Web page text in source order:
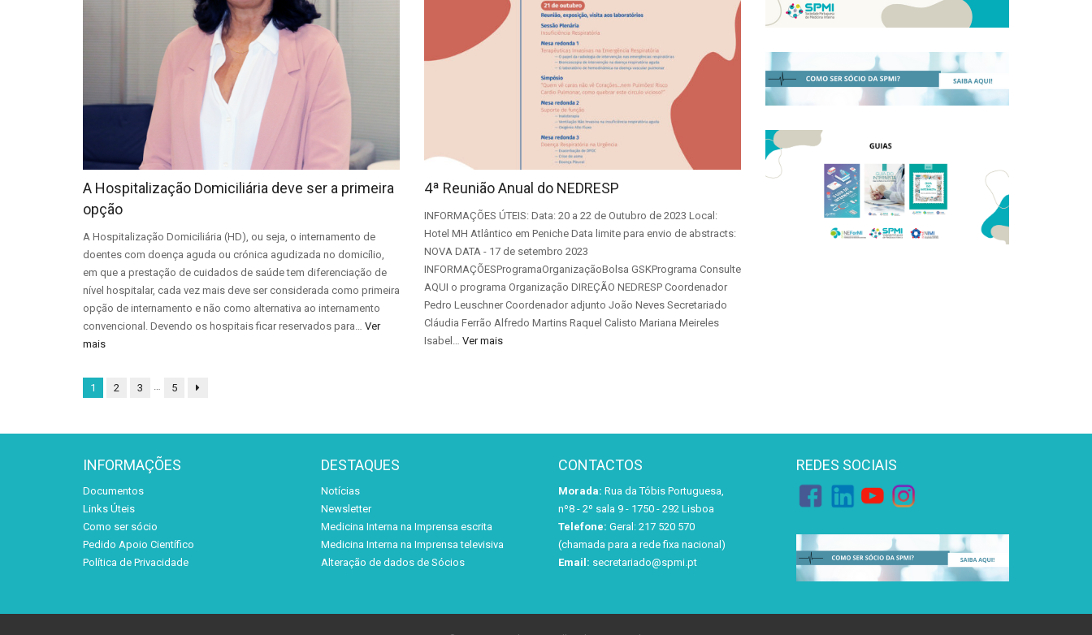
A Hospitalização Domiciliária deve ser a primeira
opção
A Hospitalização Domiciliária (HD), ou seja, o internamento de
doentes com doença aguda ou crónica agudizada no domicílio,
em que a prestação de cuidados de saúde tem diferenciação de
nível hospitalar, cada vez mais deve ser considerada como primeira
opção de internamento e não como alternativa ao internamento
convencional. Devendo os hospitais ficar reservados para… Ver
mais
4ª Reunião Anual do NEDRESP
INFORMAÇÕES ÚTEIS: Data: 20 a 22 de Outubro de 2023 Local:
Hotel MH Atlântico em Peniche Data limite para envio de abstracts:
NOVA DATA - 17 de setembro 2023
INFORMAÇÕESProgramaOrganizaçãoBolsa GSKPrograma Consulte
AQUI o programa Organização DIREÇÃO NEDRESP Coordenador
Pedro Leuschner Coordenador adjunto João Neves Secretariado
Cláudia Ferrão Alfredo Martins Raquel Calisto Mariana Meireles
Isabel…Ver mais
1 2 3 … 5
INFORMAÇÕES
Documentos
Links Úteis
Como ser sócio
Pedido Apoio Científico
Política de Privacidade
DESTAQUES
Notícias
Newsletter
Medicina Interna na Imprensa escrita
Medicina Interna na Imprensa televisiva
Alteração de dados de Sócios
CONTACTOS
Morada: Rua da Tóbis Portuguesa,
nº8 - 2º sala 9 - 1750 - 292 Lisboa
Telefone: Geral: 217 520 570
(chamada para a rede fixa nacional)
Email: secretariado@spmi.pt
REDES SOCIAIS